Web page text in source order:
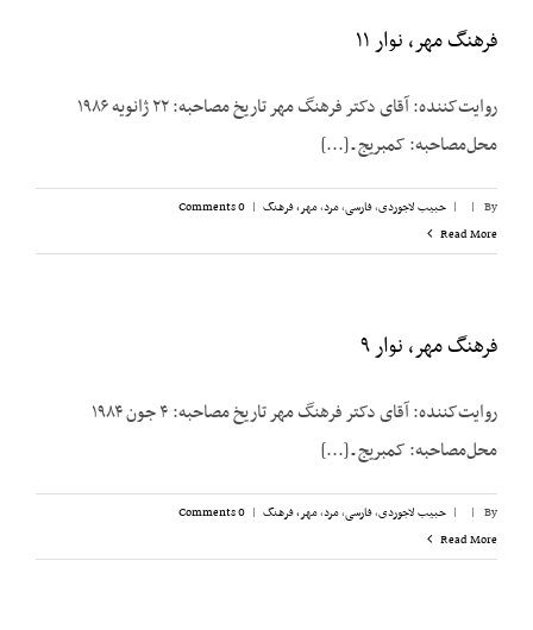
فرهنگ مهر، نوار ۱۱
روایت‌کننده: آقای دکتر فرهنگ مهر تاریخ مصاحبه: ۲۲ ژانویه ۱۹۸۶
محل‌مصاحبه: کمبریج ـ [...]
By
|
| حبیب لاجوردی,فارسی,مرد,مهر، فرهنگ |
0 Comments
Read More
فرهنگ مهر، نوار ۹
روایت‌کننده: آقای دکتر فرهنگ مهر تاریخ مصاحبه: ۴ جون ۱۹۸۴
محل‌مصاحبه: کمبریج ـ [...]
By
|
| حبیب لاجوردی,فارسی,مرد,مهر، فرهنگ |
0 Comments
Read More